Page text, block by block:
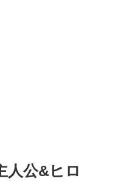
人公&ヒロ